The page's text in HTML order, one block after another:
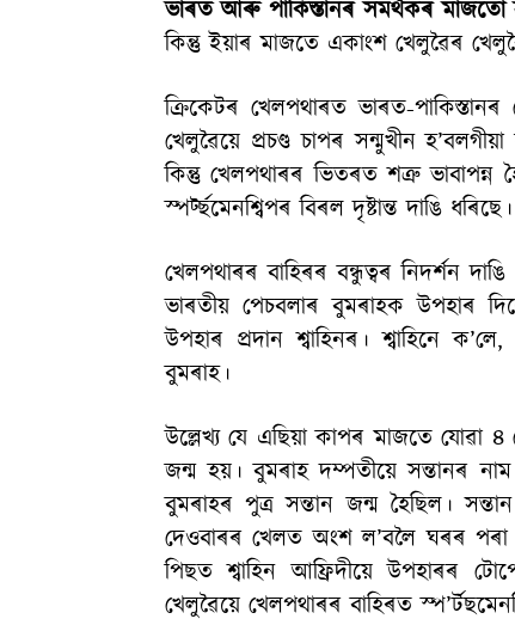
ভাৰত আৰু পাকিস্তানৰ সমৰ্থকৰ মাজতো
কিন্তু ইয়াৰ মাজতে একাংশ খেলুৱৈৰ
ক্ৰিকেটৰ খেলপথাৰত ভাৰত-
খেলুৱৈয়ে প্ৰচণ্ড চাপৰ সন্মুখীন
কিন্তু খেলপথাৰৰ ভিতৰত শত্ৰু
স্পৰ্ট্ছমেনশ্বিপৰ বিৰল দৃষ্টান্ত দাঙি ধৰিছে।
খেলপথাৰৰ বাহিৰৰ বন্ধুত্বৰ নিদৰ্শন
ভাৰতীয় পেচবলাৰ বুমৰাহক উপহাৰ
উপহাৰ প্ৰদান শ্বাহিনৰ। শ্বাহিনে
বুমৰাহ।
উল্লেখ্য যে এছিয়া কাপৰ মাজতে যোৱা
জন্ম হয়। বুমৰাহ দম্পতীয়ে সন্তানৰ
বুমৰাহৰ পুত্ৰ সন্তান জন্ম হৈছিল।
দেওবাৰৰ খেলত অংশ ল’বলৈ ঘৰৰ পৰা
পিছত শ্বাহিন আফ্ৰিদীয়ে উপহাৰৰ
খেলুৱৈয়ে খেলপথাৰৰ বাহিৰত